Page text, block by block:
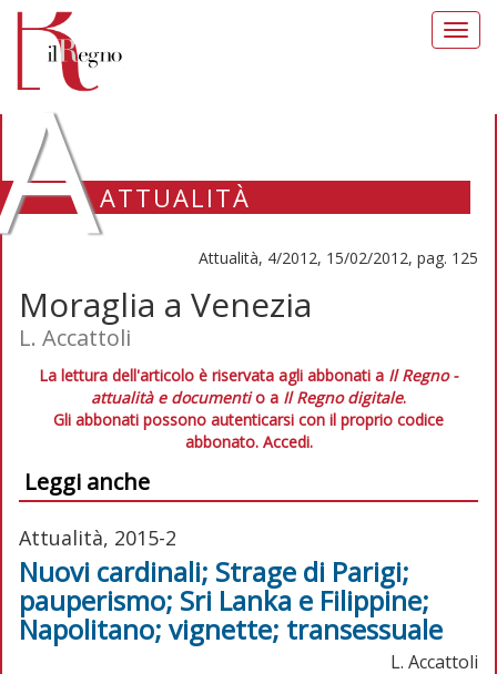
ATTUALITÀ
Attualità, 4/2012, 15/02/2012, pag. 125
Moraglia a Venezia
L. Accattoli
La lettura dell'articolo è riservata agli abbonati a Il Regno -
attualità e documentio a Il Regno digitale.
Gli abbonati possono autenticarsi con il proprio codice
abbonato. Accedi.
Leggi anche
Attualità, 2015-2
Nuovi cardinali; Strage di Parigi;
pauperismo; Sri Lanka e Filippine;
Napolitano; vignette; transessuale
L. Accattoli